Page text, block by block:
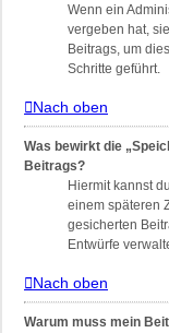
Wenn ein
vergeben hat,
Beitrags, um
Schritte geführt.
Nach oben
Was bewirkt die
Beitrags?
Hiermit kannst
einem späteren
gesicherten
Entwürfe
Nach oben
Warum muss mein